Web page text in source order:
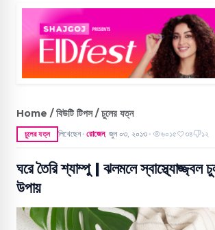
Home / বিউটি টিপস / চুলের যত্ন
চুলের যত্ন লিখেছেন ● রোজেন, জুন ০৩, ২০১৩ ● ৬০১৫ ৩৪ ১২
ঘরে তৈরি শ্যাম্পু | ঝলমলে স্বাস্থ্যোজ্জ্বল
উপায়